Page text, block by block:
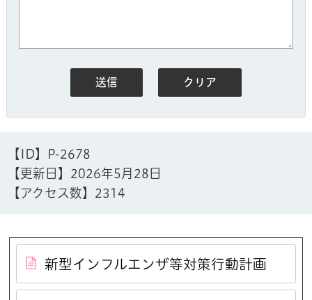
【ID】
P-2678
【更新日】 2026年5月28日
【アクセス数】 2314
新型インフルエンザ等対策行動計画